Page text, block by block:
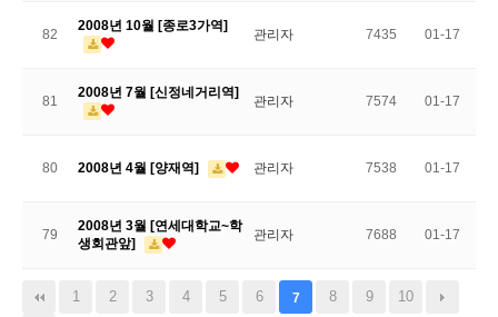
82
2008년 10월 [종로3가역]
관리자 7435 01-17
81
2008년 7월 [신정네거리역]
관리자 7574 01-17
80 2008년 4월 [양재역] 관리자 7538 01-17
79
2008년 3월 [연세대학교~학
생회관앞]
관리자 7688 01-17
1 2 3 4 5 6 7 8 9 10